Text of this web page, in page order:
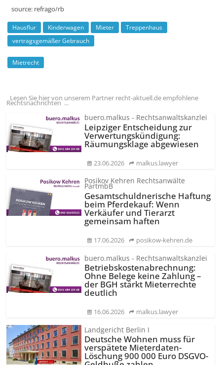
source: refrago/rb
Hausflur Kinderwagen Mieter
Treppenhaus
vertragsgemäßer Gebrauch
Mietrecht
Lesen Sie hier von unserem Partner recht-aktuell.de empfohlene
Rechtsnachrichten ...
buero.malkus - Rechtsanwaltskanzlei
Leipziger Entscheidung zur
Verwertungs­kündigung:
Räumungsklage abgewiesen
23.06.2026 malkus.lawyer
Posikov Kehren Rechtsanwälte
PartmbB
Gesamtschuld­nerische Haftung
beim Pferdekauf: Wenn
Verkäufer und Tierarzt
gemeinsam haften
17.06.2026 posikow-kehren.de
buero.malkus - Rechtsanwaltskanzlei
Betriebskos­tenabrechnung:
Ohne Belege keine Zahlung –
der BGH stärkt Mieterrechte
deutlich
16.06.2026 malkus.lawyer
Landgericht Berlin I
Deutsche Wohnen muss für
verspätete Mieterdaten-
Löschung 900 000 Euro DSGVO-